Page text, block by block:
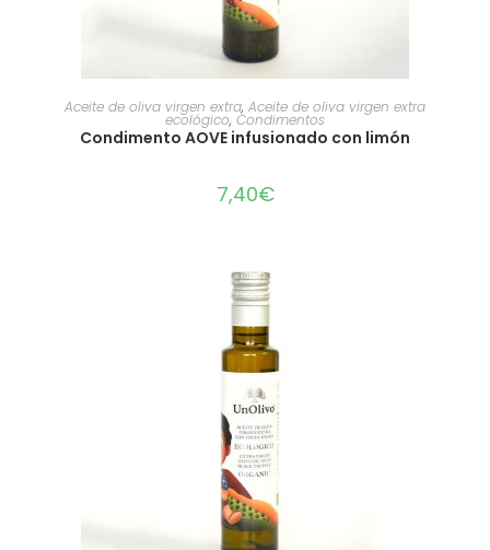
AÑADIR AL CARRITO
Aceite de oliva virgen extra, Aceite de oliva virgen extra
ecológico, Condimentos
Condimento AOVE infusionado con limón
7,40€